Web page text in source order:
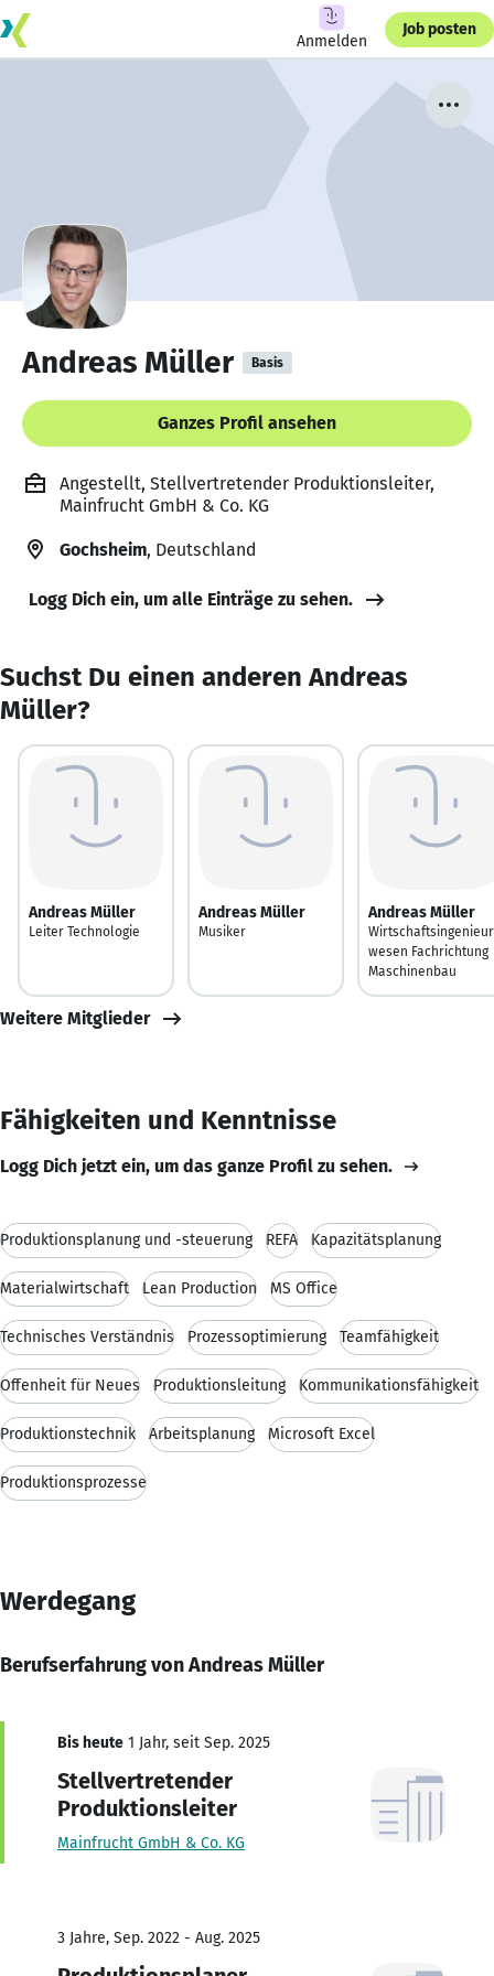
Anmelden
Job posten
Andreas Müller Basis
Ganzes Profil ansehen
Angestellt, Stellvertretender Produktionsleiter,
Mainfrucht GmbH & Co. KG
Gochsheim, Deutschland
Logg Dich ein, um alle Einträge zu sehen.
Suchst Du einen anderen Andreas
Müller?
Andreas Müller
Leiter Technologie
Andreas Müller
Musiker
Andreas Müller
Wirtschaftsingenieur
wesen Fachrichtung
Maschinenbau
Weitere Mitglieder
Fähigkeiten und Kenntnisse
Logg Dich jetzt ein, um das ganze Profil zu sehen.
Produktionsplanung und -steuerung REFA Kapazitätsplanung
Materialwirtschaft Lean Production MS Office
Technisches Verständnis Prozessoptimierung Teamfähigkeit
Offenheit für Neues Produktionsleitung Kommunikationsfähigkeit
Produktionstechnik Arbeitsplanung Microsoft Excel
Produktionsprozesse
Werdegang
Berufserfahrung von Andreas Müller
Bis heute 1 Jahr, seit Sep. 2025
Stellvertretender
Produktionsleiter
Mainfrucht GmbH & Co. KG
3 Jahre, Sep. 2022 - Aug. 2025